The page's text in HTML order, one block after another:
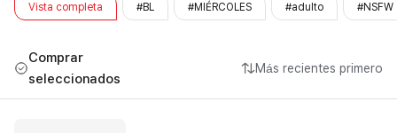
Vista completa #BL #MIÉRCOLES #adulto #NSFW
Comprar
seleccionados
Más recientes primero